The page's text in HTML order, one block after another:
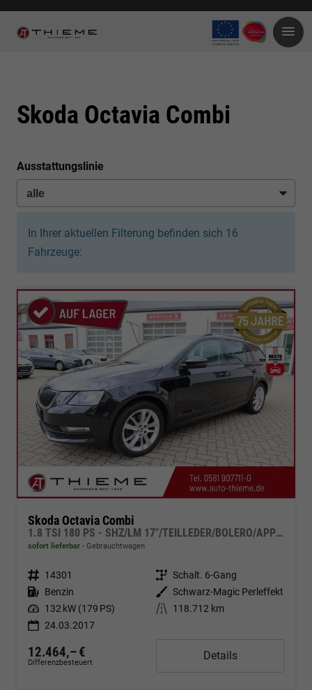
Skoda Octavia Combi
Ausstattungslinie
In Ihrer aktuellen Filterung befinden sich 16
Fahrzeuge:
Skoda Octavia Combi
1.8 TSI 180 PS - SHZ/LM 17"/TEILLEDER/BOLERO/APP/PDC
sofort lieferbar Gebrauchtwagen
Fahrzeugnr. 14301 Getriebe Schalt. 6-Gang
Kraftstoff Benzin Außenfarbe Schwarz-Magic Perleffekt
Leistung 132 kW (179 PS) Kilometerstand
118.712 km
24.03.2017
12.464,– €
Differenzbesteuert
Details